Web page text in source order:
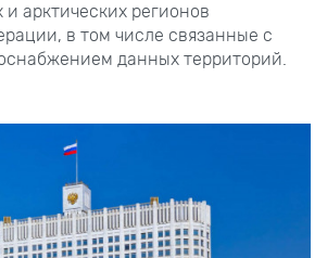
арктических регионов
в том числе связанные с
данных территорий.